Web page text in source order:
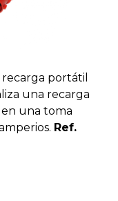
portátil
una recarga
en una toma
Ref.